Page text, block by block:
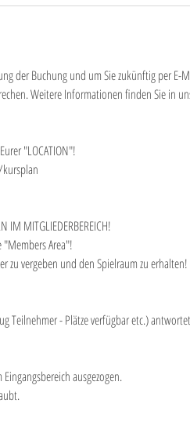
der Buchung und um Sie zukünftig per E-
Weitere Informationen finden Sie in
"LOCATION"!
IM MITGLIEDERBEREICH!
Area"!
zu vergeben und den Spielraum zu erhalten!
Teilnehmer - Plätze verfügbar etc.)
ausgezogen.